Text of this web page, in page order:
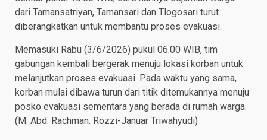
dari Tamansatriyan, Tamansari dan Tlogosari turut
diberangkatkan untuk membantu proses evakuasi.
Memasuki Rabu (3/6/2026) pukul 06.00 WIB, tim
gabungan kembali bergerak menuju lokasi korban untuk
melanjutkan proses evakuasi. Pada waktu yang sama,
korban mulai dibawa turun dari titik ditemukannya menuju
posko evakuasi sementara yang berada di rumah warga.
(M. Abd. Rachman. Rozzi-Januar Triwahyudi)